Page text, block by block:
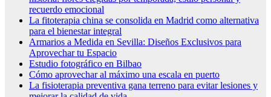
recuerdo emocional
La fitoterapia china se consolida en Madrid como alternativa
para el bienestar integral
Armarios a Medida en Sevilla: Diseños Exclusivos para
Aprovechar tu Espacio
Estudio fotográfico en Bilbao
Cómo aprovechar al máximo una escala en puerto
La fisioterapia preventiva gana terreno para evitar lesiones y